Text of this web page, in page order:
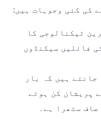
کی کئی وجوہات ہیں:
ٹیکنالوجی کا
فائلیں سیکنڈوں
جانتے ہیں کہ بار
پریشان کن ہوتے
ستھرا ہے۔